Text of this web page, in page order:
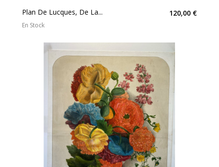
Plan De Lucques, De La... 120,00 €
En Stock